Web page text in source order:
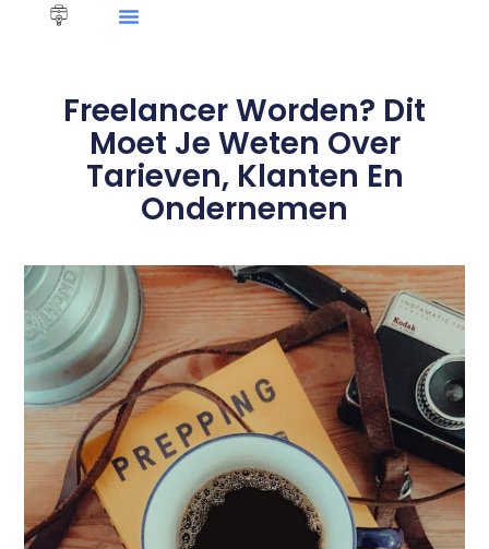
Freelancer Worden? Dit
Moet Je Weten Over
Tarieven, Klanten En
Ondernemen